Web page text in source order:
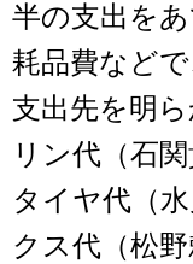
半の支出を
耗品費などで
支出先を明
リン代（石
タイヤ代（
クス代（松